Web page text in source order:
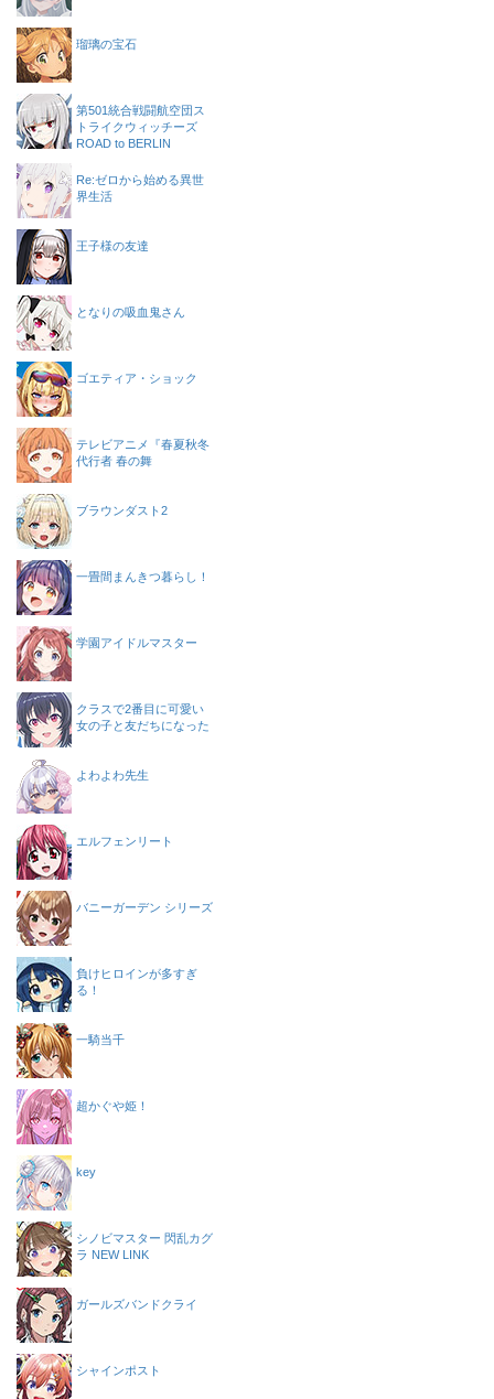
瑠璃の宝石
第501統合戦闘航空団ス
トライクウィッチーズ
ROAD to BERLIN
Re:ゼロから始める異世
界生活
王子様の友達
となりの吸血鬼さん
ゴエティア・ショック
テレビアニメ『春夏秋冬
代行者 春の舞
ブラウンダスト2
一畳間まんきつ暮らし！
学園アイドルマスター
クラスで2番目に可愛い
女の子と友だちになった
よわよわ先生
エルフェンリート
バニーガーデン シリーズ
負けヒロインが多すぎ
る！
一騎当千
超かぐや姫！
key
シノビマスター 閃乱カグ
ラ NEW LINK
ガールズバンドクライ
シャインポスト